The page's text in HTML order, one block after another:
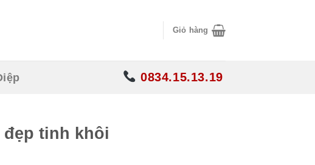
Giỏ hàng
0834.15.13.19
đẹp tinh khôi